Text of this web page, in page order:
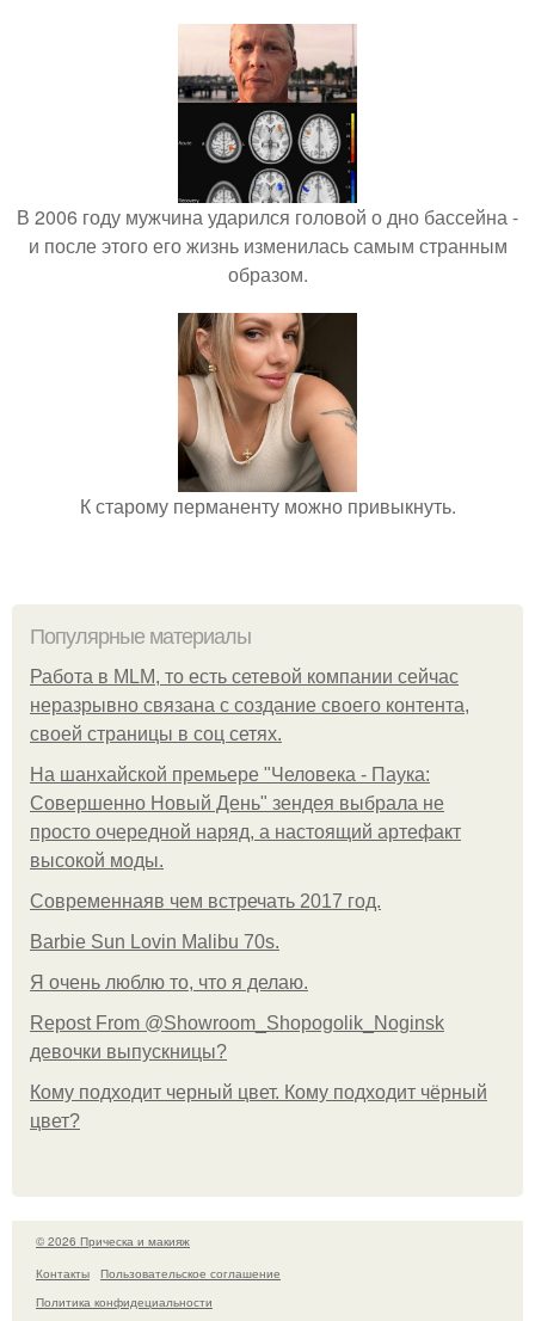
В 2006 году мужчина ударился головой о дно бассейна -
и после этого его жизнь изменилась самым странным
образом.
К старому перманенту можно привыкнуть.
Популярные материалы
Работа в MLM, то есть сетевой компании сейчас
неразрывно связана с создание своего контента,
своей страницы в соц сетях.
На шанхайской премьере "Человека - Паука:
Совершенно Новый День" зендея выбрала не
просто очередной наряд, а настоящий артефакт
высокой моды.
Современнаяв чем встречать 2017 год.
Barbie Sun Lovin Malibu 70s.
Я очень люблю то, что я делаю.
Repost From @Showroom_Shopogolik_Noginsk
девочки выпускницы?
Кому подходит черный цвет. Кому подходит чёрный
цвет?
© 2026 Прическа и макияж
Контакты
Пользовательское соглашение
Политика конфидециальности